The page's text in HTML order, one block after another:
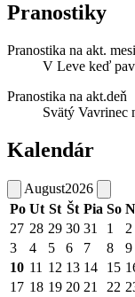
Pranostiky
Pranostika na akt.
V Leve keď
Pranostika na akt.deň
Svätý Vavrinec
Kalendár
August2026
Po Ut St Št Pia So
27 28 29 30 31 1
2
3
4 5 6 7 8
9
10 11 12 13 14 15
17 18 19 20 21 22